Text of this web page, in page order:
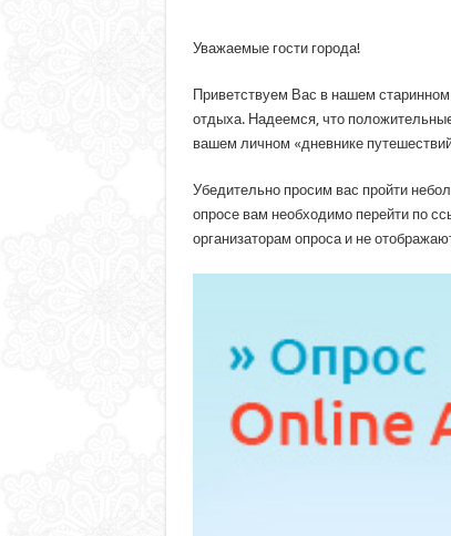
Уважаемые гости города!
Приветствуем Вас в нашем
отдыха. Надеемся, что
вашем личном «дневнике
Убедительно просим вас пройти
опросе вам необходимо перейти по
организаторам опроса и не